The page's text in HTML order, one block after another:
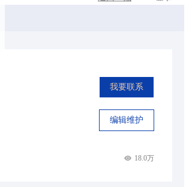
我要联系
编辑维护
18.0万